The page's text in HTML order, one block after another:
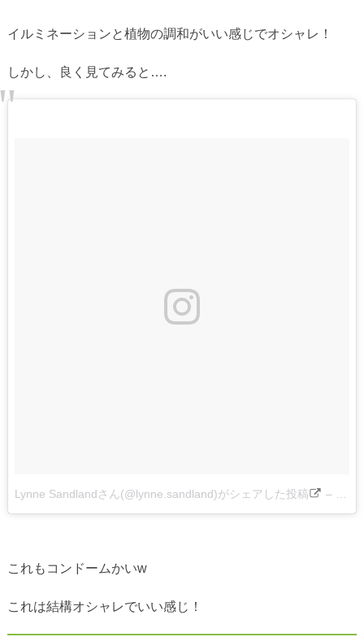
イルミネーションと植物の調和がいい感じでオシャレ！
しかし、良く見てみると….
Lynne Sandlandさん(@lynne.sandland)がシェアした投稿 –
これもコンドームかいw
これは結構オシャレでいい感じ！